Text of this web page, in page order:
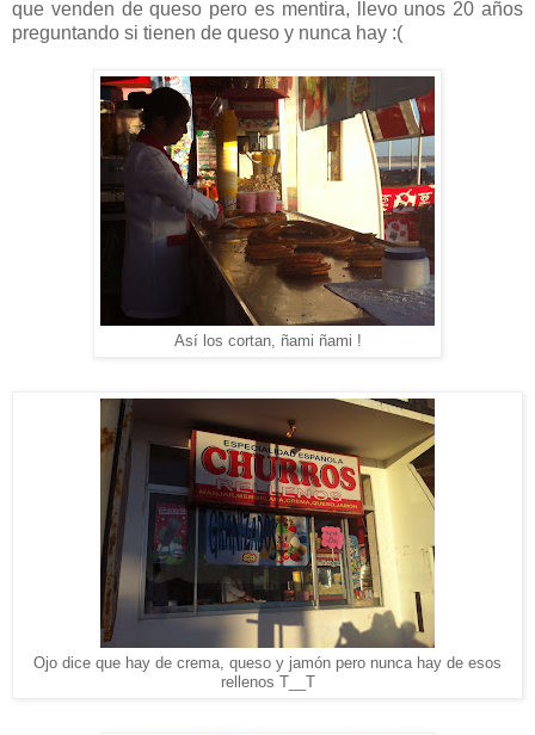
que venden de queso pero es mentira, llevo unos 20 años
preguntando si tienen de queso y nunca hay :(
Así los cortan, ñami ñami !
Ojo dice que hay de crema, queso y jamón pero nunca hay de esos
rellenos T__T